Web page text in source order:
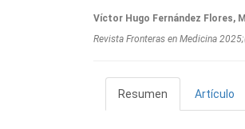
Víctor Hugo Fernández Flores,
Revista Fronteras en Medicina
Resumen Artículo